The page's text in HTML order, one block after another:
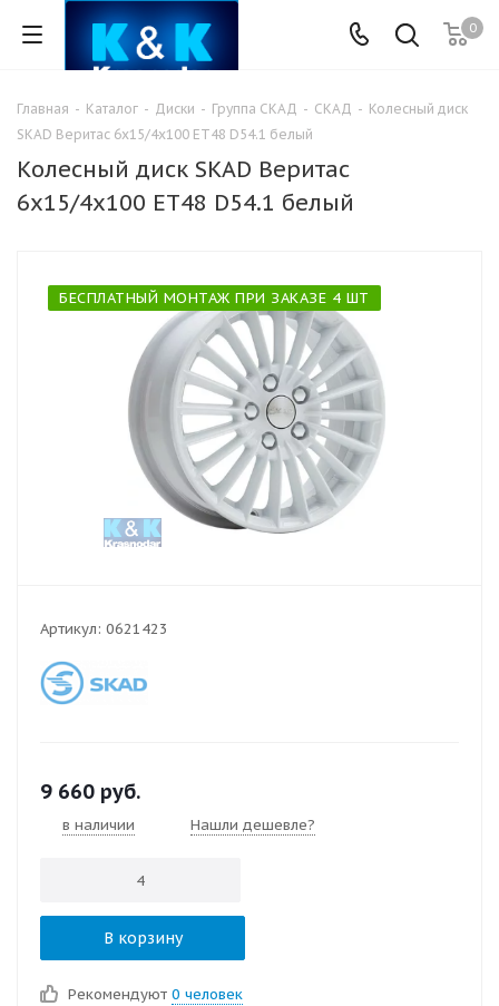
0
Главная - Каталог - Диски - Группа СКАД - СКАД - Колесный диск
SKAD Веритас 6x15/4x100 ET48 D54.1 белый
Колесный диск SKAD Веритас
6x15/4x100 ET48 D54.1 белый
БЕСПЛАТНЫЙ МОНТАЖ ПРИ ЗАКАЗЕ 4 ШТ
Артикул: 0621423
9 660 руб.
в наличии Нашли дешевле?
В корзину
Рекомендуют 0 человек